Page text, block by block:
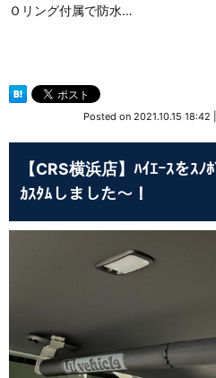
Ｏリング付属で防水…
Posted on 2021.10.15 18:42
【CRS横浜店】ﾊｲｴｰｽをｽ
ｶｽﾀﾑしました～！